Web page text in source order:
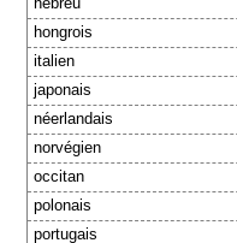
hongrois
italien
japonais
néerlandais
norvégien
occitan
polonais
portugais